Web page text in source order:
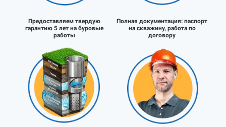
Предоставляем твердую
гарантию 5 лет на буровые
работы
Полная документация: паспорт
на скважину, работа по
договору